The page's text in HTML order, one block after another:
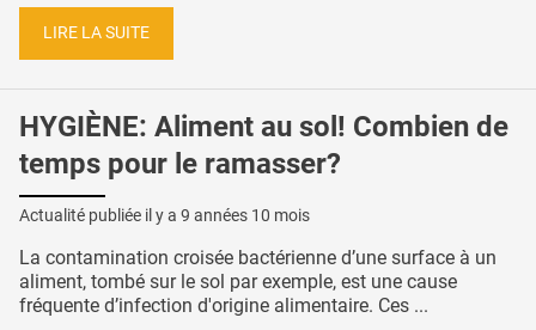
LIRE LA SUITE
HYGIÈNE: Aliment au sol! Combien de
temps pour le ramasser?
Actualité publiée il y a 9 années 10 mois
La contamination croisée bactérienne d’une surface à un
aliment, tombé sur le sol par exemple, est une cause
fréquente d’infection d'origine alimentaire. Ces ...